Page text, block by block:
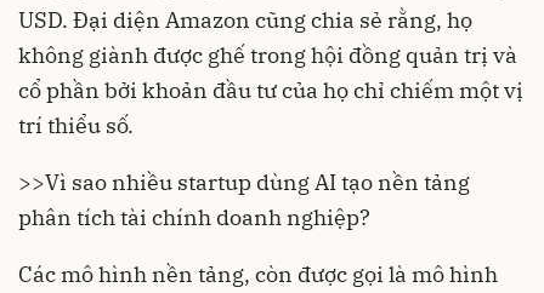
USD. Đại diện Amazon cũng chia sẻ rằng, họ
không giành được ghế trong hội đồng quản trị và
cổ phần bởi khoản đầu tư của họ chỉ chiếm một vị
trí thiểu số.
>>Vì sao nhiều startup dùng AI tạo nền tảng
phân tích tài chính doanh nghiệp?
Các mô hình nền tảng, còn được gọi là mô hình